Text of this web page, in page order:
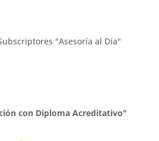
"Asesoría al Día"
con Diploma Acreditativo"